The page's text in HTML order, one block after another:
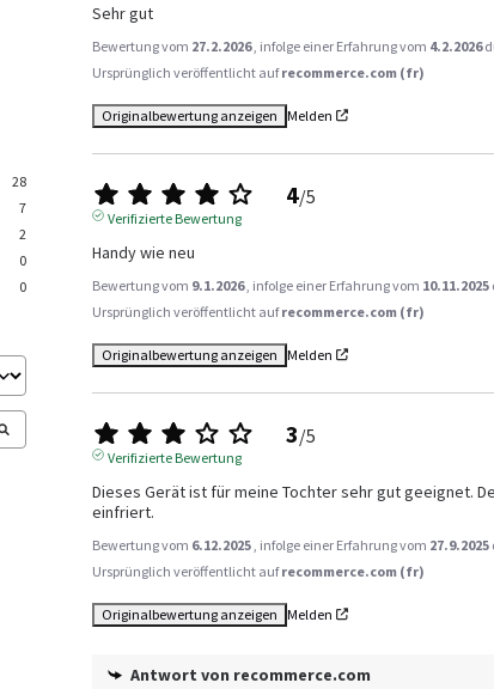
28
7
2
0
0
Sehr gut
Bewertung vom 27.2.2026 , infolge einer Erfahrung vom 4.2.2026
Ursprünglich veröffentlicht aufrecommerce.com (fr)
Originalbewertung anzeigen Melden
4/5
Verifizierte Bewertung
Handy wie neu
Bewertung vom 9.1.2026 , infolge einer Erfahrung vom 10.11.2025
Ursprünglich veröffentlicht aufrecommerce.com (fr)
Originalbewertung anzeigen Melden
3/5
Verifizierte Bewertung
Dieses Gerät ist für meine Tochter sehr gut geeignet.
einfriert.
Bewertung vom 6.12.2025 , infolge einer Erfahrung vom 27.9.2025
Ursprünglich veröffentlicht aufrecommerce.com (fr)
Originalbewertung anzeigen Melden
Antwort von recommerce.com